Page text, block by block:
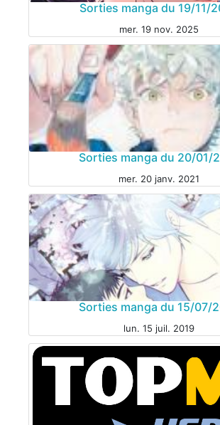
MANGA
Sorties manga du 19/11/
mer. 19 nov. 2025
Sorties manga du 20/01/
mer. 20 janv. 2021
Sorties manga du 15/07/
lun. 15 juil. 2019